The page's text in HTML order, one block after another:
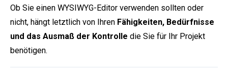
Ob Sie einen WYSIWYG-Editor verwenden sollten oder
nicht, hängt letztlich von Ihren Fähigkeiten, Bedürfnisse
und das Ausmaß der Kontrolle die Sie für Ihr Projekt
benötigen.